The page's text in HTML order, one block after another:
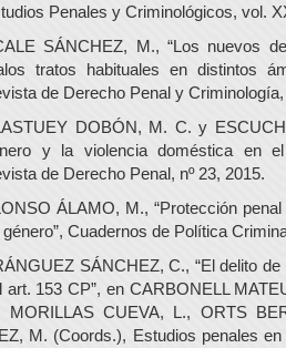
Penales y Criminológicos, vol.
SÁNCHEZ, M., “Los nuevos
tratos habituales en distintos
de Derecho Penal y Criminología,
DOBÓN, M. C. y
y la violencia doméstica en el
de Derecho Penal, nº 23, 2015.
ÁLAMO, M., “Protección
Cuadernos de Política
SÁNCHEZ, C., “El delito
art. 153 CP”, en CARBONELL
MORILLAS CUEVA, L., ORTS
M. (Coords.), Estudios penales